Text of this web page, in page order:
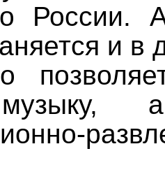
России.
и в